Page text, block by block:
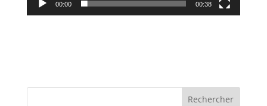
00:00 00:38